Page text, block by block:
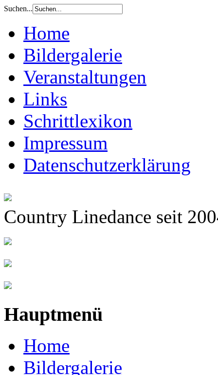
Suchen...
Home
Bildergalerie
Veranstaltungen
Links
Schrittlexikon
Impressum
Datenschutzerklärung
Country Linedance seit
Hauptmenü
Home
Bildergalerie